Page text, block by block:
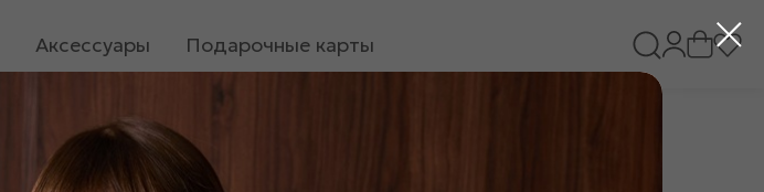
Аксессуары Подарочные карты